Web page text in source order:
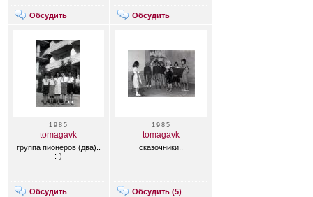
Обсудить Обсудить
1985
tomagavk
группа пионеров (два)..
:-)
Обсудить
1985
tomagavk
сказочники..
Обсудить (5)